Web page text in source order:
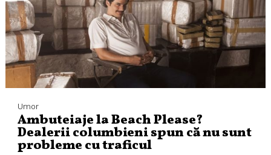
Umor
Ambuteiaje la Beach Please?
Dealerii columbieni spun că nu sunt
probleme cu traficul